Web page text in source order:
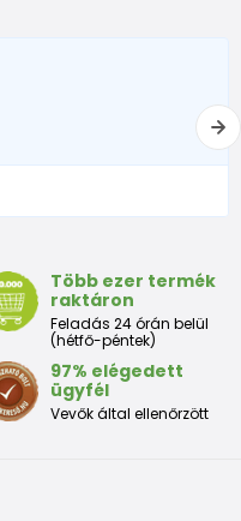
Több ezer termék
raktáron
Feladás 24 órán belül
(hétfő-péntek)
97% elégedett
ügyfél
Vevők által ellenőrzött